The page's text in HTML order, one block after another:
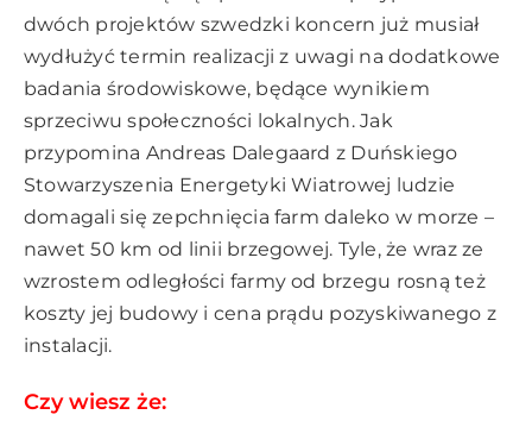
dwóch projektów szwedzki koncern już musiał
wydłużyć termin realizacji z uwagi na dodatkowe
badania środowiskowe, będące wynikiem
sprzeciwu społeczności lokalnych. Jak
przypomina Andreas Dalegaard z Duńskiego
Stowarzyszenia Energetyki Wiatrowej ludzie
domagali się zepchnięcia farm daleko w morze –
nawet 50 km od linii brzegowej. Tyle, że wraz ze
wzrostem odległości farmy od brzegu rosną też
koszty jej budowy i cena prądu pozyskiwanego z
instalacji.
Czy wiesz że: